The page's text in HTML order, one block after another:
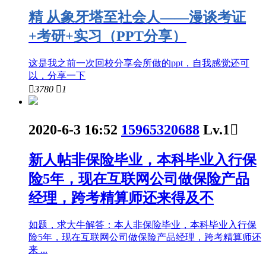
精从象牙塔至社会人——漫谈考证
+考研+实习（PPT分享）
这是我之前一次回校分享会所做的ppt，自我感觉还可
以，分享一下
3780  1
2020-6-3 16:52 15965320688 Lv.1
新人帖非保险毕业，本科毕业入行保
险5年，现在互联网公司做保险产品
经理，跨考精算师还来得及不
如题，求大牛解答：本人非保险毕业，本科毕业入行保
险5年，现在互联网公司做保险产品经理，跨考精算师还
来 ...